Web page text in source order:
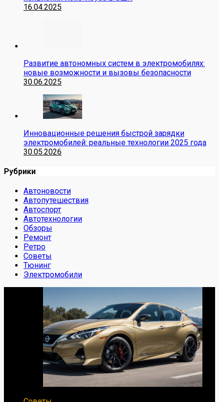
16.04.2025
Развитие автономных систем в электромобилях:
новые возможности и вызовы безопасности
30.06.2025
Инновационные решения быстрой зарядки
электромобилей: реальные технологии 2025 года
30.05.2026
Рубрики
Автоновости
Автопутешествия
Автоспорт
Автотехнологии
Обзоры
Ремонт
Ретро
Советы
Тюнинг
Электромобили